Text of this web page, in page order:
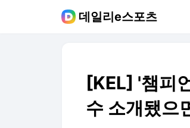
데일리e스포츠
[KEL] '챔피
수 소개됐으